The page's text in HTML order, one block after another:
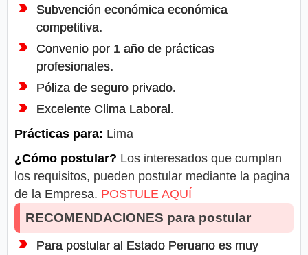
Subvención económica económica
competitiva.
Convenio por 1 año de prácticas
profesionales.
Póliza de seguro privado.
Excelente Clima Laboral.
Prácticas para: Lima
¿Cómo postular? Los interesados que cumplan
los requisitos, pueden postular mediante la pagina
de la Empresa. POSTULE AQUÍ
RECOMENDACIONES para postular
Para postular al Estado Peruano es muy